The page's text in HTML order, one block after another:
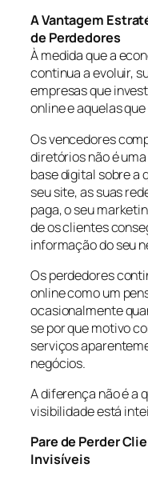
A Vantagem
de Perdedores
À medida que a
continua a evoluir,
empresas que
online e aquelas
Os vencedores
diretórios não é
base digital sobre a
seu site, as suas
paga, o seu
de os clientes
informação do seu
Os perdedores
online como um
ocasionalmente
se por que motivo
serviços
negócios.
A diferença não é a
visibilidade está
Pare de Perder
Invisíveis